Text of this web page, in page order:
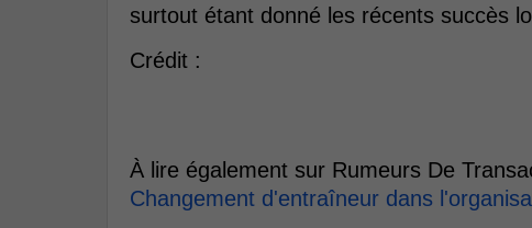
surtout étant donné les récents succès
Crédit :
À lire également sur Rumeurs De
Changement d'entraîneur dans